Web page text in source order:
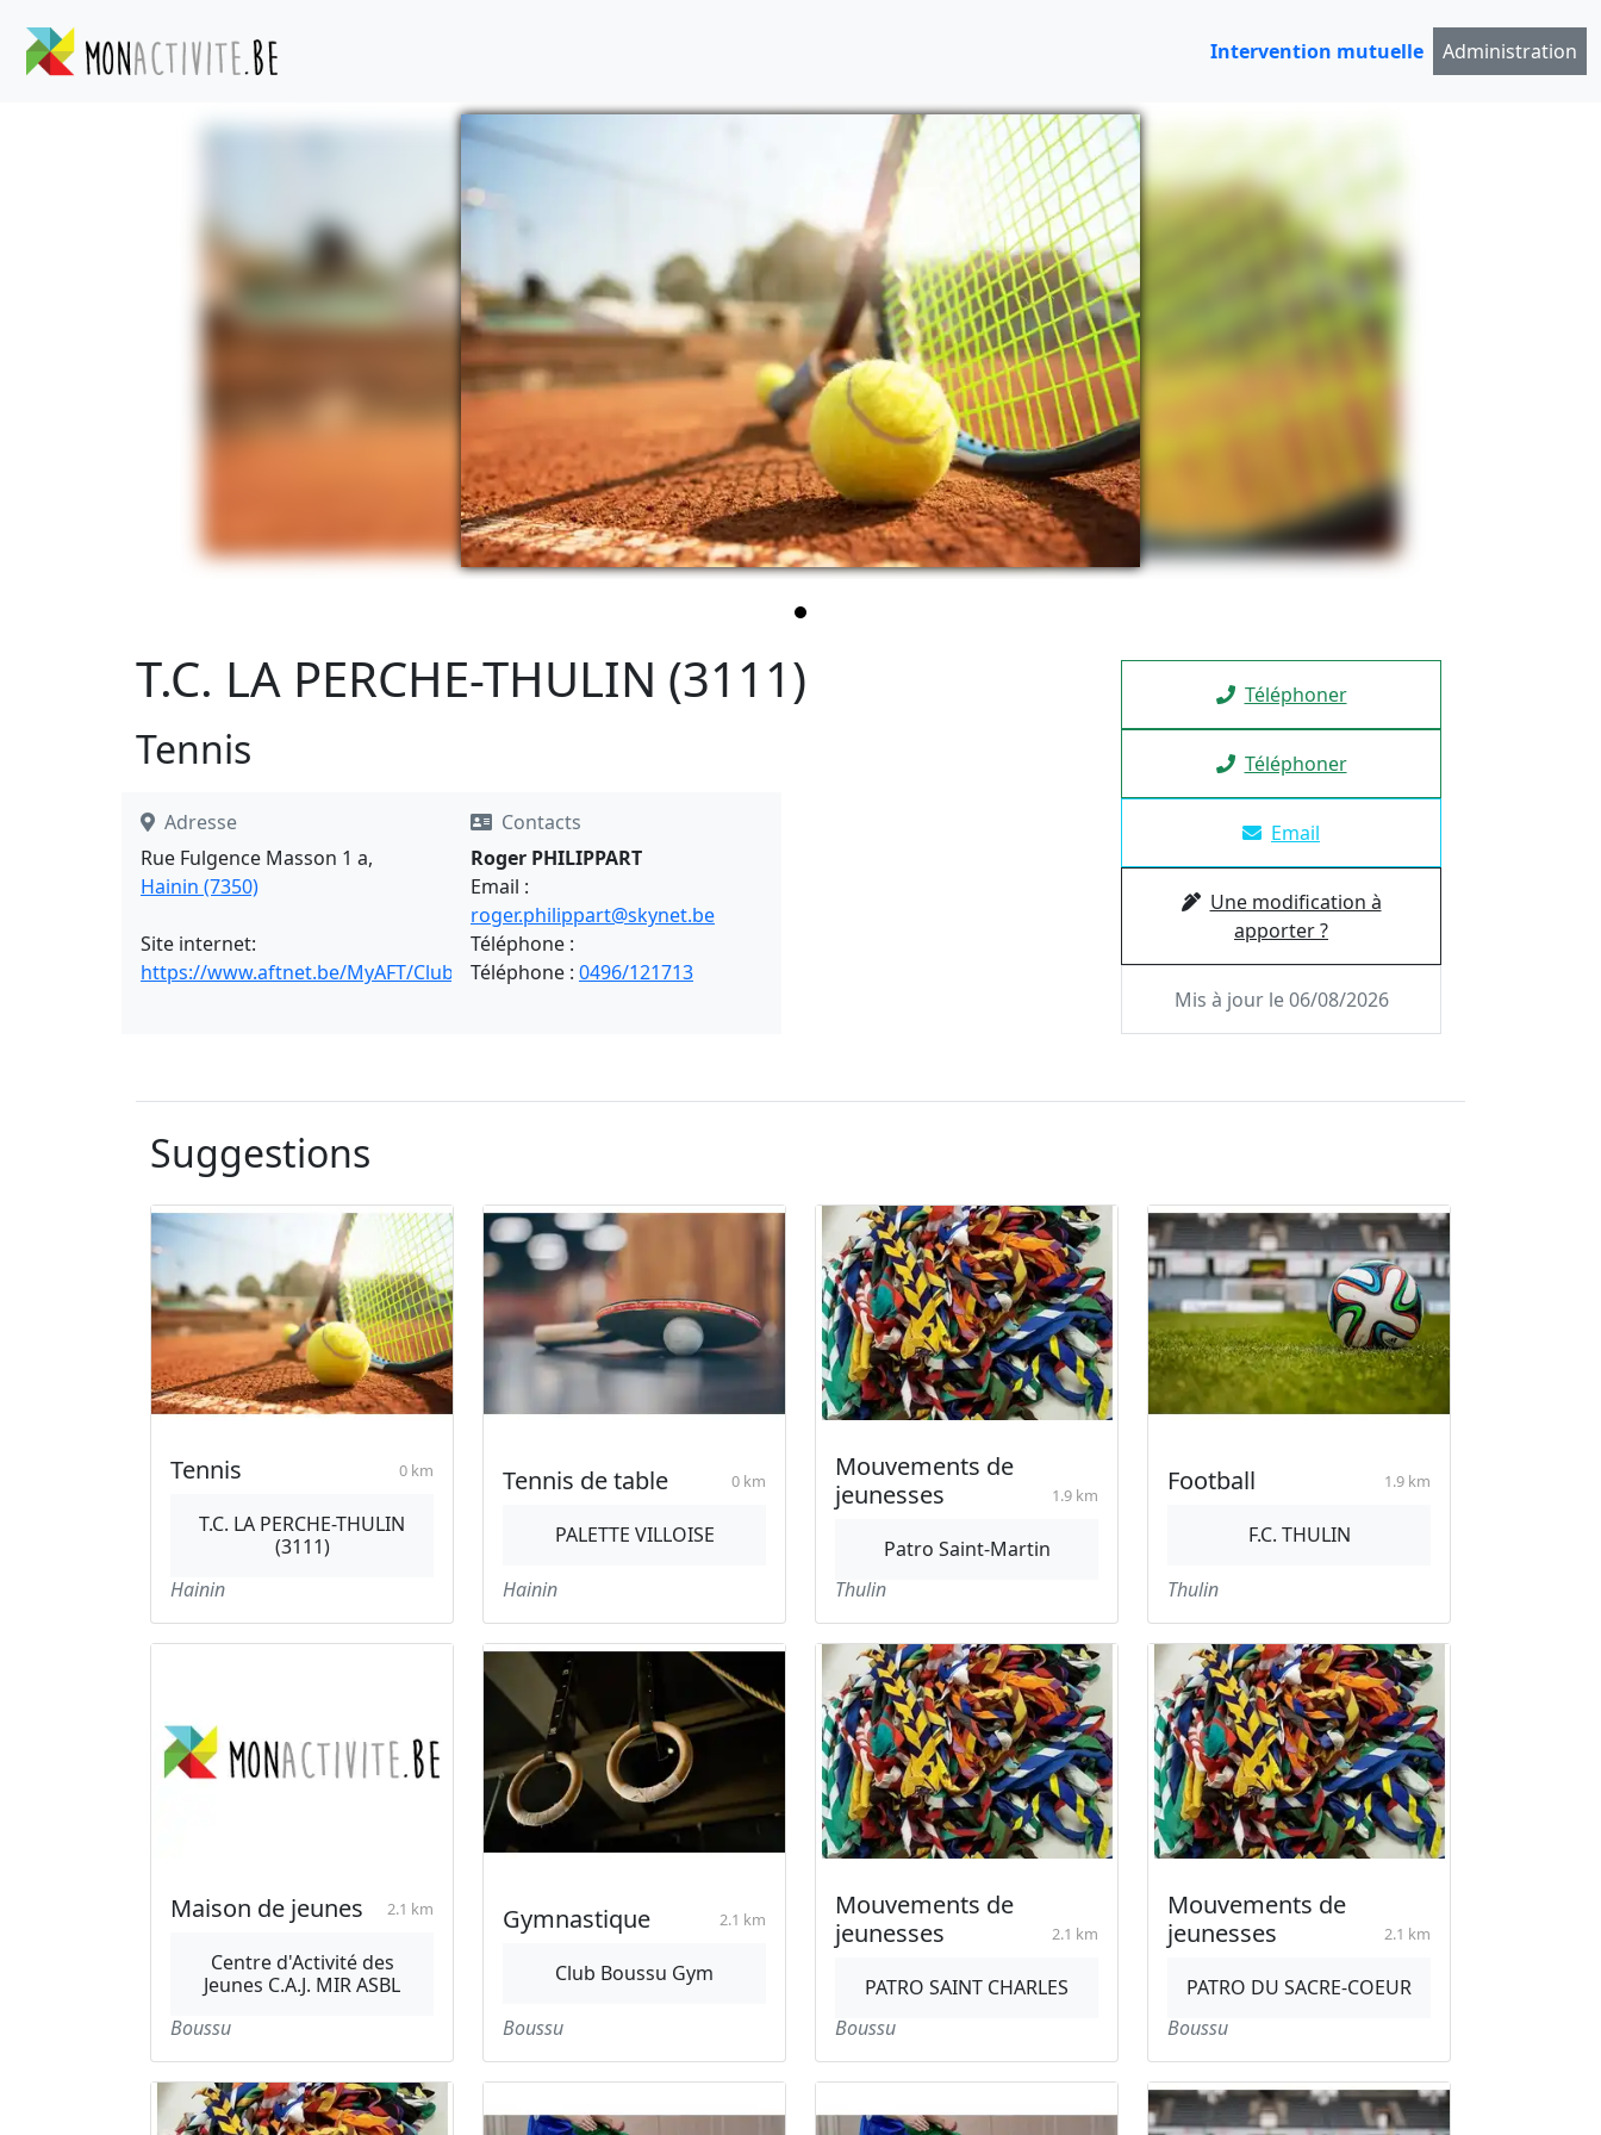
Intervention mutuelle Administration
T.C. LA PERCHE-THULIN (3111)
Tennis
Adresse
Rue Fulgence Masson 1 a,
Hainin (7350)
Site internet:
https://www.aftnet.be/MyAFT/Clubs/Detail/3111
Contacts
Roger PHILIPPART
Email :
roger.philippart@skynet.be
Téléphone :
Téléphone : 0496/121713
Téléphoner
Téléphoner
Email
Une modification à
apporter ?
Mis à jour le 06/08/2026
Suggestions
Tennis 0 km
T.C. LA PERCHE-THULIN
(3111)
Hainin
Tennis de table 0 km
PALETTE VILLOISE
Hainin
Mouvements de
jeunesses
1.9 km
Patro Saint-Martin
Thulin
Football 1.9 km
F.C. THULIN
Thulin
Maison de jeunes 2.1 km
Centre d'Activité des
Jeunes C.A.J. MIR ASBL
Boussu
Gymnastique 2.1 km
Club Boussu Gym
Boussu
Mouvements de
jeunesses
2.1 km
PATRO SAINT CHARLES
Boussu
Mouvements de
jeunesses
2.1 km
PATRO DU SACRE-COEUR
Boussu